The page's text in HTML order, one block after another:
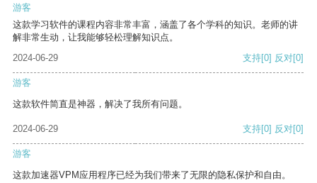
游客
这款学习软件的课程内容非常丰富，涵盖了各个学科的知识。老师的讲
解非常生动，让我能够轻松理解知识点。
2024-06-29
支持[0] 反对[0]
游客
这款软件简直是神器，解决了我所有问题。
2024-06-29 支持[0] 反对[0]
游客
这款加速器VPM应用程序已经为我们带来了无限的隐私保护和自由。